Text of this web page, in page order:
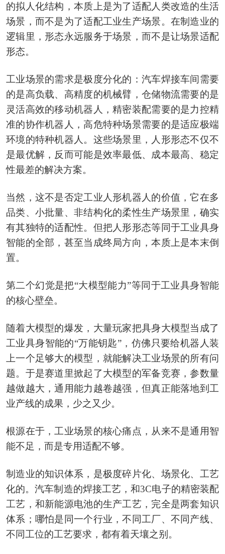
的拟人化结构，本质上是为了适配人类改造的生活
场景，而不是为了适配工业生产场景。在制造业的
逻辑里，形态永远服务于场景，而不是让场景适配
形态。
工业场景的需求是极度分化的：汽车焊接车间需要
的是高负载、高精度的机械臂，仓储物流需要的是
灵活高效的移动机器人，精密装配需要的是力控精
准的协作机器人，高危特种场景需要的是适应极端
环境的特种机器人。这些场景里，人形形态不仅不
是最优解，反而可能是效率最低、成本最高、稳定
性最差的解决方案。
当然，这不是否定工业人形机器人的价值，它在多
品类、小批量、非结构化的柔性生产场景里，确实
有其独特的适配性。但把人形形态等同于工业具身
智能的全部，甚至当成终局方向，本质上是本末倒
置。
第二个幻觉是把“大模型能力”等同于工业具身智能
的核心壁垒。
随着大模型的爆发，大量玩家把具身大模型当成了
工业具身智能的“万能钥匙”，仿佛只要给机器人装
上一个足够大的模型，就能解决工业场景的所有问
题。于是赛道里掀起了大模型的军备竞赛，参数量
越做越大，通用能力越卷越强，但真正能落地到工
业产线的成果，少之又少。
根源在于，工业场景的核心痛点，从来不是通用智
能不足，而是专用适配不够。
制造业的知识体系，是极度碎片化、场景化、工艺
化的。汽车制造的焊接工艺，和3C电子的精密装配
工艺，和新能源电池的生产工艺，完全是两套知识
体系；哪怕是同一个行业，不同工厂、不同产线、
不同工位的工艺要求，都有着天壤之别。